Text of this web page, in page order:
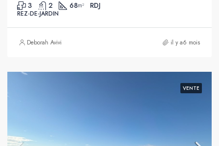
3 2 68m² RDJ
REZ-DE-JARDIN
Deborah Avivi il y a6 mois
VENTE